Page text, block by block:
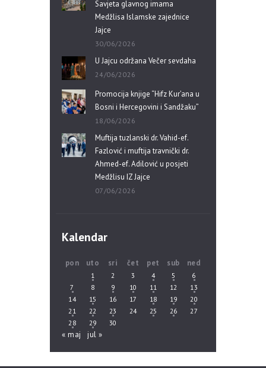
Savjeta glavnog imama
Medžlisa Islamske zajednice
Jajce
30/06/2026
U Jajcu održana Večer sevdaha
24/06/2026
Promocija knjige “Hifz Kur’ana u
Bosni i Hercegovini i Sandžaku”
18/06/2026
Muftija tuzlanski dr. Vahid-ef.
Fazlović i muftija travnički dr.
Ahmed-ef. Adilović u posjeti
Medžlisu IZ Jajce
07/06/2026
Kalendar
pon uto sri čet pet sub ned
1 2 3 4 5
6
7
8 9 10 11 12
13
14
15 16 17 18 19
20
21
22 23 24 25 26
27
28
29 30
« maj jul »